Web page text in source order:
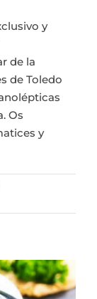
y
de la
de Toledo
Os
y